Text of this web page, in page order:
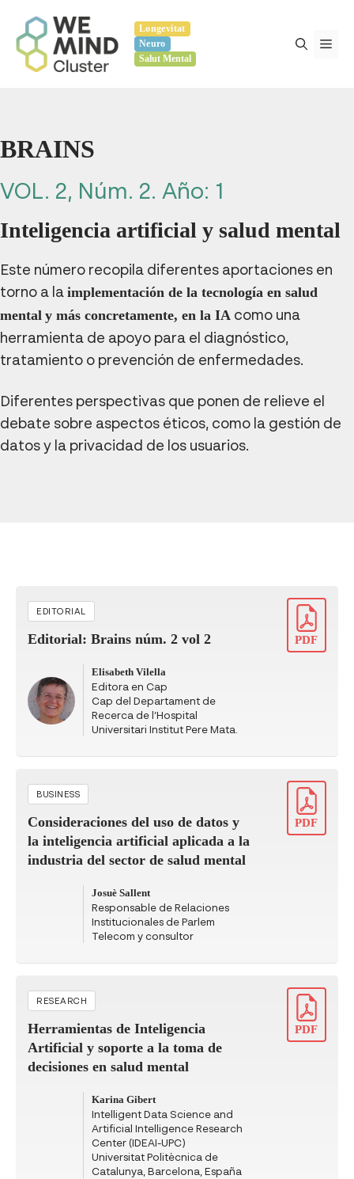
contingut
Longevitat
Neuro
Salut Mental
BRAINS
VOL. 2, Núm. 2. Año: 1
Inteligencia artificial y salud mental
Este número recopila diferentes aportaciones en
torno a la implementación de la tecnología en salud
mental y más concretamente, en la IA como una
herramienta de apoyo para el diagnóstico,
tratamiento o prevención de enfermedades.
Diferentes perspectivas que ponen de relieve el
debate sobre aspectos éticos, como la gestión de
datos y la privacidad de los usuarios.
EDITORIAL
Editorial: Brains núm. 2 vol 2
Elisabeth Vilella
Editora en Cap
Cap del Departament de
Recerca de l’Hospital
Universitari Institut Pere Mata.
PDF
BUSINESS
Consideraciones del uso de datos y
la inteligencia artificial aplicada a la
industria del sector de salud mental
Josuè Sallent
Responsable de Relaciones
Institucionales de Parlem
Telecom y consultor
PDF
RESEARCH
Herramientas de Inteligencia
Artificial y soporte a la toma de
decisiones en salud mental
Karina Gibert
Intelligent Data Science and
Artificial Intelligence Research
Center (IDEAI-UPC)
Universitat Politècnica de
Catalunya, Barcelona, España
PDF